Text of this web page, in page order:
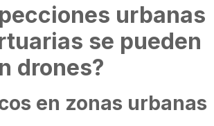
urbanas
se pueden
drones?
en zonas urbanas